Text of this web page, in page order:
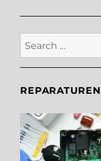
Search
for: